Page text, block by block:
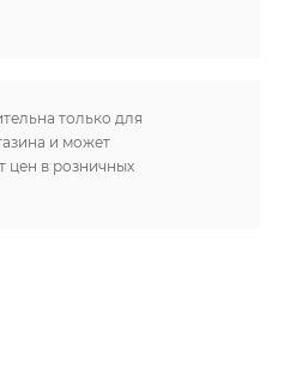
только для
и может
цен в розничных